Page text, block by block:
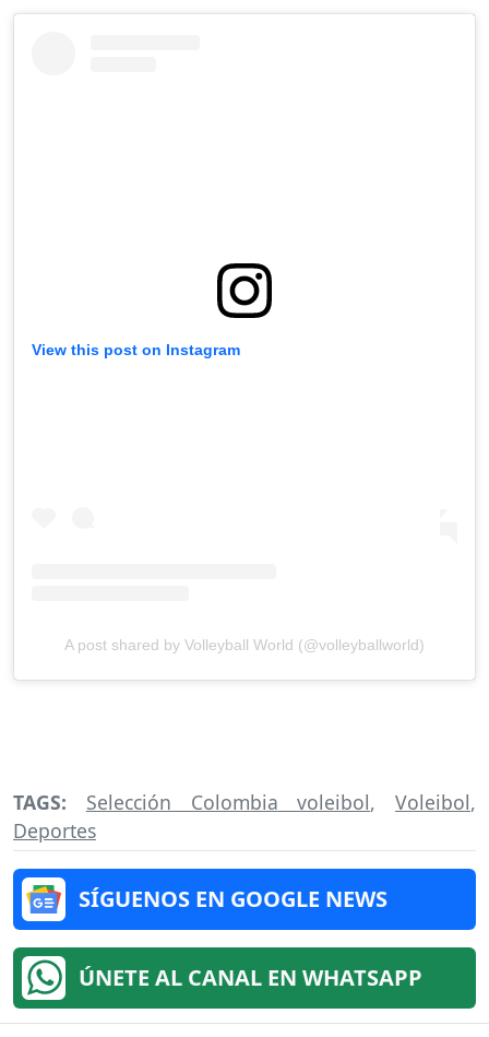
View this post on Instagram
A post shared by Volleyball World (@volleyballworld)
TAGS: Selección Colombia voleibol, Voleibol,
Deportes
SÍGUENOS EN GOOGLE NEWS
ÚNETE AL CANAL EN WHATSAPP